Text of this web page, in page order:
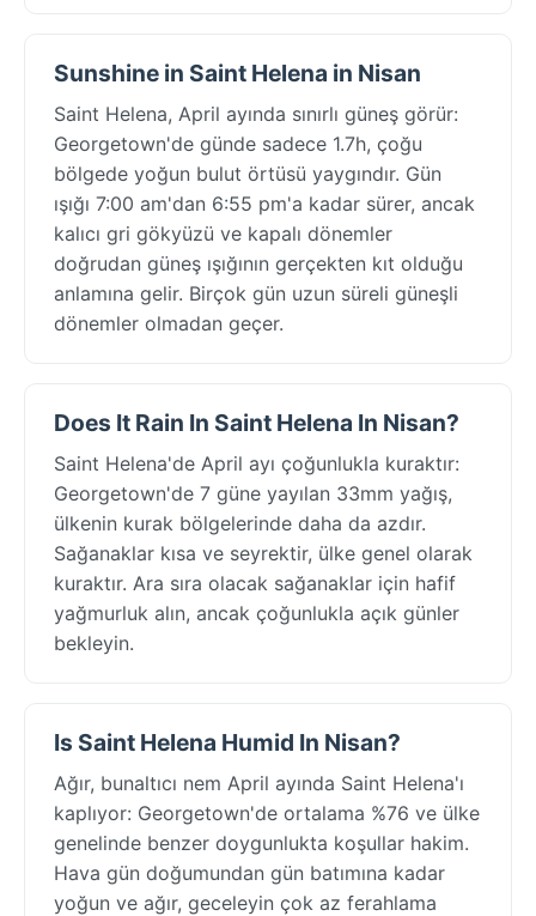
Sunshine in Saint Helena in Nisan
Saint Helena, April ayında sınırlı güneş görür:
Georgetown'de günde sadece 1.7h, çoğu
bölgede yoğun bulut örtüsü yaygındır. Gün
ışığı 7:00 am'dan 6:55 pm'a kadar sürer, ancak
kalıcı gri gökyüzü ve kapalı dönemler
doğrudan güneş ışığının gerçekten kıt olduğu
anlamına gelir. Birçok gün uzun süreli güneşli
dönemler olmadan geçer.
Does It Rain In Saint Helena In Nisan?
Saint Helena'de April ayı çoğunlukla kuraktır:
Georgetown'de 7 güne yayılan 33mm yağış,
ülkenin kurak bölgelerinde daha da azdır.
Sağanaklar kısa ve seyrektir, ülke genel olarak
kuraktır. Ara sıra olacak sağanaklar için hafif
yağmurluk alın, ancak çoğunlukla açık günler
bekleyin.
Is Saint Helena Humid In Nisan?
Ağır, bunaltıcı nem April ayında Saint Helena'ı
kaplıyor: Georgetown'de ortalama %76 ve ülke
genelinde benzer doygunlukta koşullar hakim.
Hava gün doğumundan gün batımına kadar
yoğun ve ağır, geceleyin çok az ferahlama